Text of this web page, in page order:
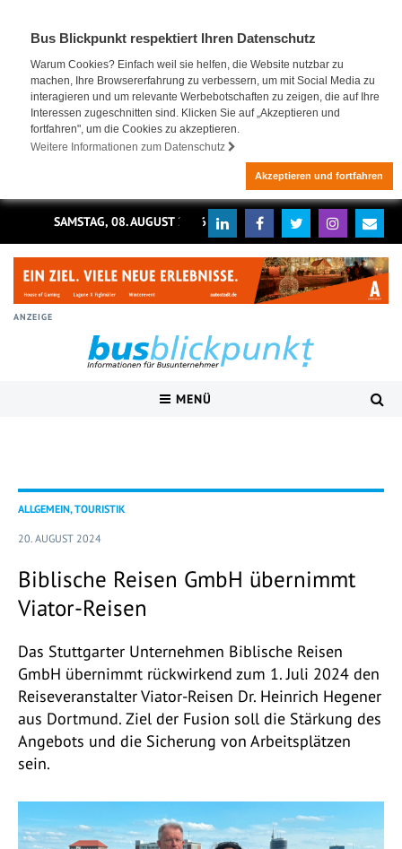
Bus Blickpunkt respektiert Ihren Datenschutz
Warum Cookies? Einfach weil sie helfen, die Website nutzbar zu
machen, Ihre Browsererfahrung zu verbessern, um mit Social Media zu
interagieren und um relevante Werbebotschaften zu zeigen, die auf Ihre
Interessen zugeschnitten sind. Klicken Sie auf „Akzeptieren und
fortfahren", um die Cookies zu akzeptieren.
Weitere Informationen zum Datenschutz
Akzeptieren und fortfahren
SAMSTAG, 08. AUGUST 2026
ANZEIGE
MENÜ
ALLGEMEIN, TOURISTIK
20. AUGUST 2024
Biblische Reisen GmbH übernimmt
Viator-Reisen
Das Stuttgarter Unternehmen Biblische Reisen
GmbH übernimmt rückwirkend zum 1. Juli 2024 den
Reiseveranstalter Viator-Reisen Dr. Heinrich Hegener
aus Dortmund. Ziel der Fusion soll die Stärkung des
Angebots und die Sicherung von Arbeitsplätzen
sein.